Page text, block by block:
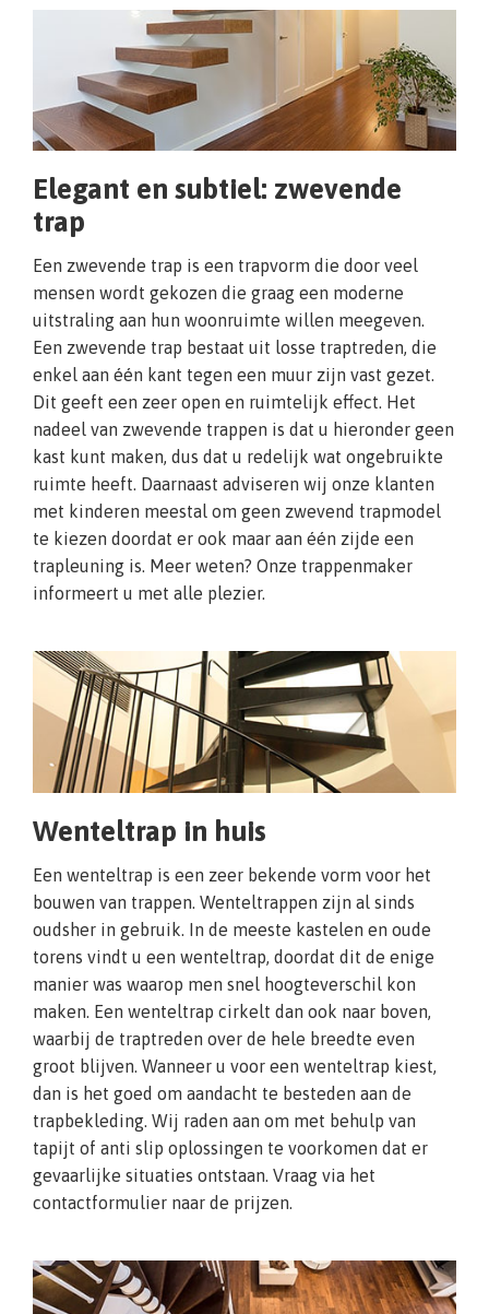
Elegant en subtiel: zwevende
trap
Een zwevende trap is een trapvorm die door veel
mensen wordt gekozen die graag een moderne
uitstraling aan hun woonruimte willen meegeven.
Een zwevende trap bestaat uit losse traptreden, die
enkel aan één kant tegen een muur zijn vast gezet.
Dit geeft een zeer open en ruimtelijk effect. Het
nadeel van zwevende trappen is dat u hieronder geen
kast kunt maken, dus dat u redelijk wat ongebruikte
ruimte heeft. Daarnaast adviseren wij onze klanten
met kinderen meestal om geen zwevend trapmodel
te kiezen doordat er ook maar aan één zijde een
trapleuning is. Meer weten? Onze trappenmaker
informeert u met alle plezier.
Wenteltrap in huis
Een wenteltrap is een zeer bekende vorm voor het
bouwen van trappen. Wenteltrappen zijn al sinds
oudsher in gebruik. In de meeste kastelen en oude
torens vindt u een wenteltrap, doordat dit de enige
manier was waarop men snel hoogteverschil kon
maken. Een wenteltrap cirkelt dan ook naar boven,
waarbij de traptreden over de hele breedte even
groot blijven. Wanneer u voor een wenteltrap kiest,
dan is het goed om aandacht te besteden aan de
trapbekleding. Wij raden aan om met behulp van
tapijt of anti slip oplossingen te voorkomen dat er
gevaarlijke situaties ontstaan. Vraag via het
contactformulier naar de prijzen.